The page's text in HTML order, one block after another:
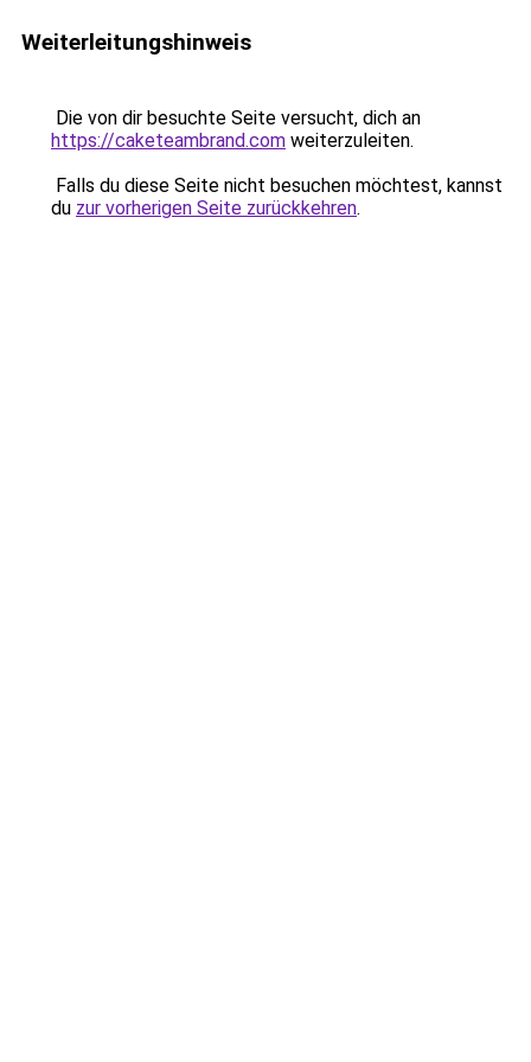
Weiterleitungshinweis
Die von dir besuchte Seite versucht, dich an
https://caketeambrand.com weiterzuleiten.
Falls du diese Seite nicht besuchen möchtest, kannst
du zur vorherigen Seite zurückkehren.